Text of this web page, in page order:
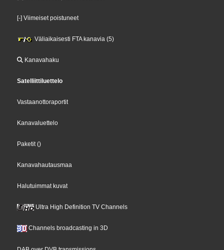
[-] Viimeiset poistuneet
Väliaikaisesti FTA kanavia (5)
Kanavahaku
Satelliittiluettelo
Vastaanottoraportit
Kanavaluettelo
Paketit ()
Kanavahautausmaa
Halutuimmat kuvat
Ultra High Definition TV Channels
Channels broadcasting in 3D